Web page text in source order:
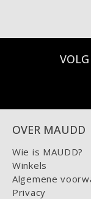
OVER MAUDD
Wie is MAUDD?
Winkels
Algemene
Privacy